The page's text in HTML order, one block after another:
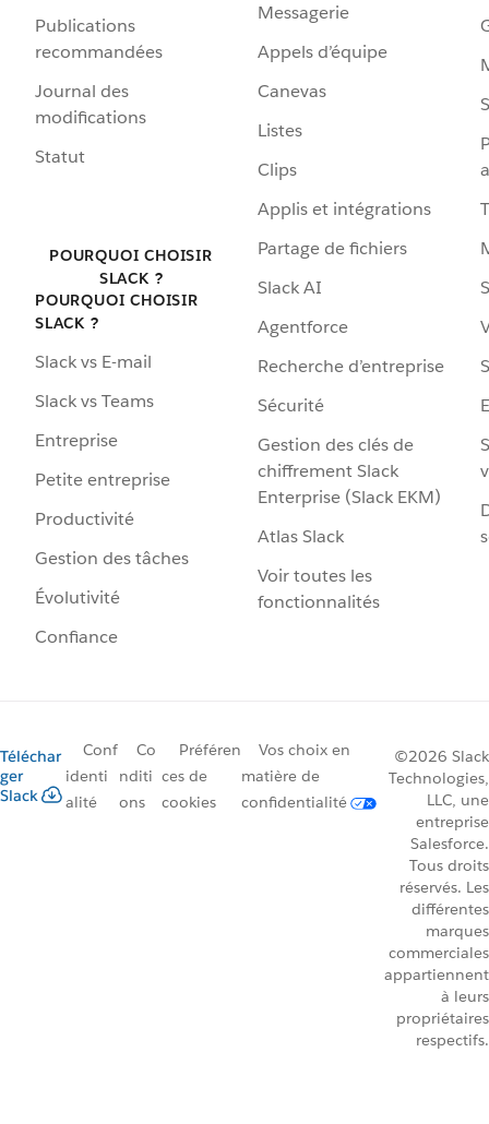
Publications
recommandées
Journal des
modifications
Statut
POURQUOI CHOISIR
SLACK ?
POURQUOI CHOISIR
SLACK ?
Slack vs E-mail
Slack vs Teams
Entreprise
Petite entreprise
Productivité
Gestion des tâches
Évolutivité
Confiance
Messagerie
Appels d’équipe
Canevas
Listes
Clips
Applis et intégrations
Partage de fichiers
Slack AI
Agentforce
Recherche d’entreprise
Sécurité
Gestion des clés de
chiffrement Slack
Enterprise (Slack EKM)
Atlas Slack
Voir toutes les
fonctionnalités
Téléchar
ger
Slack
Conf
identi
alité
Co
nditi
ons
Préféren
ces de
cookies
Vos choix en
matière de
confidentialité
©2026 Slack
Technologies,
LLC, une
entreprise
Salesforce.
Tous droits
réservés. Les
différentes
marques
commerciales
appartiennent
à leurs
propriétaires
respectifs.